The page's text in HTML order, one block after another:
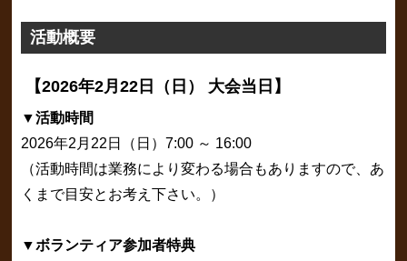
活動概要
【2026年2月22日（日） 大会当日】
▼活動時間
2026年2月22日（日）7:00 ～ 16:00
（活動時間は業務により変わる場合もありますので、あ
くまで目安とお考え下さい。）
▼ボランティア参加者特典